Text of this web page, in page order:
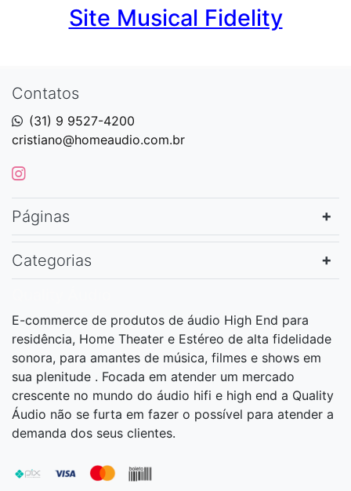
Site Musical Fidelity
Contatos
(31) 9 9527-4200
cristiano@homeaudio.com.br
Páginas
Categorias
E-commerce de produtos de áudio High End para
residência, Home Theater e Estéreo de alta fidelidade
sonora, para amantes de música, filmes e shows em
sua plenitude . Focada em atender um mercado
crescente no mundo do áudio hifi e high end a Quality
Áudio não se furta em fazer o possível para atender a
demanda dos seus clientes.